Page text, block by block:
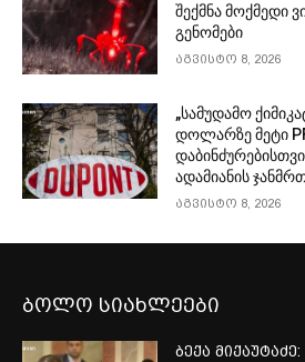
შექმნა მოქმედი
გენომები
აგვისტო 8, 2026
„სამუდამო
დოლარზე მეტი
ადამიანის
აგვისტო 8, 2026
ბოლო სიახლეები
ბექა